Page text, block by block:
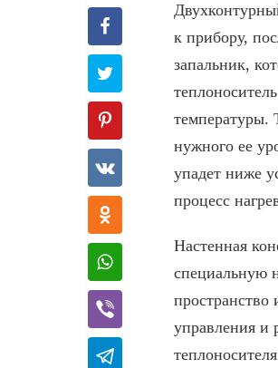
к прибору,
запальник,
температуры.
нужного ее
упадет ниже
процесс
Настенная
специальную
пространство
управления и